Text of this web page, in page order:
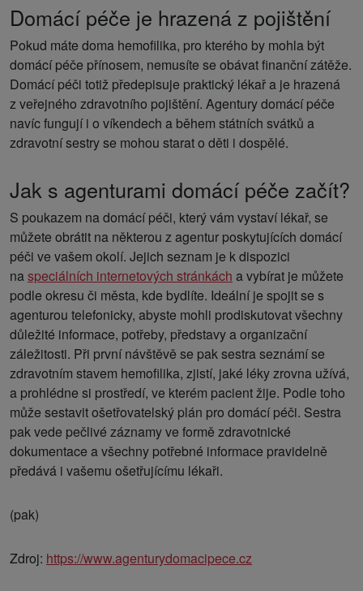
Domácí péče je hrazená z pojištění
Pokud máte doma hemofilika, pro kterého by mohla být
domácí péče přínosem, nemusíte se obávat finanční zátěže.
Domácí péči totiž předepisuje praktický lékař a je hrazená
z veřejného zdravotního pojištění. Agentury domácí péče
navíc fungují i o víkendech a během státních svátků a
zdravotní sestry se mohou starat o děti i dospělé.
Jak s agenturami domácí péče začít?
S poukazem na domácí péči, který vám vystaví lékař, se
můžete obrátit na některou z agentur poskytujících domácí
péči ve vašem okolí. Jejich seznam je k dispozici
na speciálních internetových stránkách a vybírat je můžete
podle okresu či města, kde bydlíte. Ideální je spojit se s
agenturou telefonicky, abyste mohli prodiskutovat všechny
důležité informace, potřeby, představy a organizační
záležitosti. Při první návštěvě se pak sestra seznámí se
zdravotním stavem hemofilika, zjistí, jaké léky zrovna užívá,
a prohlédne si prostředí, ve kterém pacient žije. Podle toho
může sestavit ošetřovatelský plán pro domácí péči. Sestra
pak vede pečlivé záznamy ve formě zdravotnické
dokumentace a všechny potřebné informace pravidelně
předává i vašemu ošetřujícímu lékaři.
(pak)
Zdroj: https://www.agenturydomacipece.cz